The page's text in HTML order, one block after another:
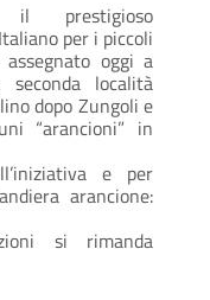
il prestigioso
per i piccoli
oggi a
località
dopo Zungoli e
“arancioni” in
e per
arancione:
si rimanda